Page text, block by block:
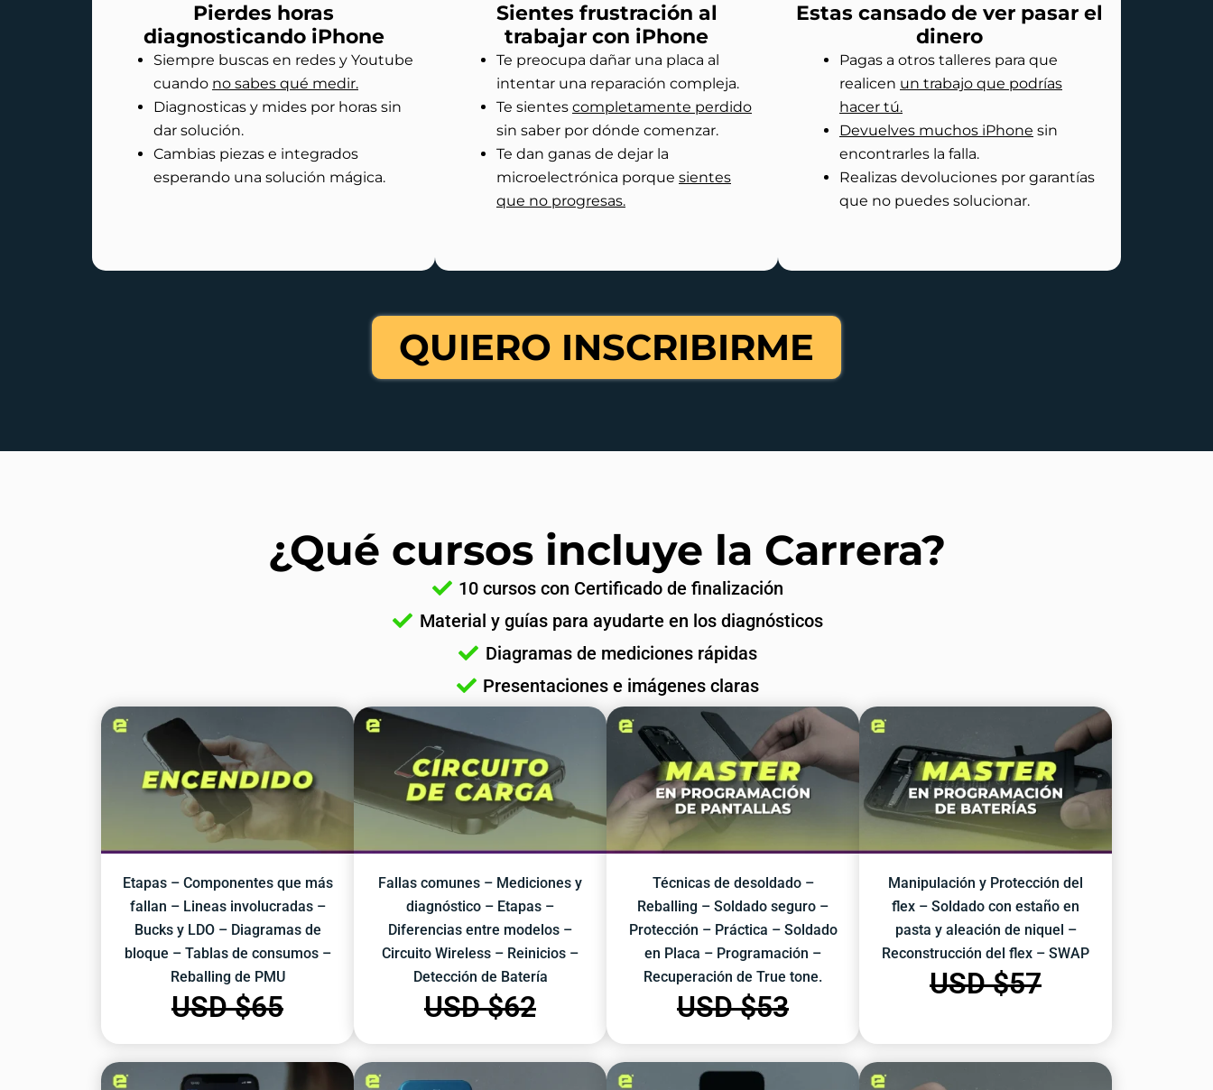
Pierdes horas
diagnosticando iPhone
Siempre buscas en redes y Youtube
cuando no sabes qué medir.
Diagnosticas y mides por horas sin
dar solución.
Cambias piezas e integrados
esperando una solución mágica.
Sientes frustración al
trabajar con iPhone
Te preocupa dañar una placa al
intentar una reparación compleja.
Te sientes completamente perdido
sin saber por dónde comenzar.
Te dan ganas de dejar la
microelectrónica porque sientes
que no progresas.
Estas cansado de ver pasar el
dinero
Pagas a otros talleres para que
realicen un trabajo que podrías
hacer tú.
Devuelves muchos iPhone sin
encontrarles la falla.
Realizas devoluciones por garantías
que no puedes solucionar.
QUIERO INSCRIBIRME
¿Qué cursos incluye la Carrera?
10 cursos con Certificado de finalización
Material y guías para ayudarte en los diagnósticos
Diagramas de mediciones rápidas
Presentaciones e imágenes claras
Etapas – Componentes que más
fallan – Lineas involucradas –
Bucks y LDO – Diagramas de
bloque – Tablas de consumos –
Reballing de PMU
USD $65
Fallas comunes – Mediciones y
diagnóstico – Etapas –
Diferencias entre modelos –
Circuito Wireless – Reinicios –
Detección de Batería
USD $62
Técnicas de desoldado –
Reballing – Soldado seguro –
Protección – Práctica – Soldado
en Placa – Programación –
Recuperación de True tone.
USD $53
Manipulación y Protección del
flex – Soldado con estaño en
pasta y aleación de niquel –
Reconstrucción del flex – SWAP
USD $57